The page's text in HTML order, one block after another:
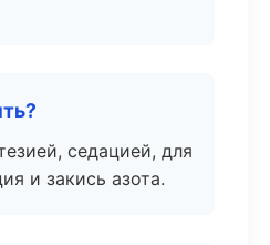
седацией, для
и закись азота.